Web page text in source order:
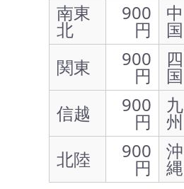
南東
北
900
円
中
国
関東
900
円
四
国
信越
900
円
九
州
北陸
900
円
沖
縄